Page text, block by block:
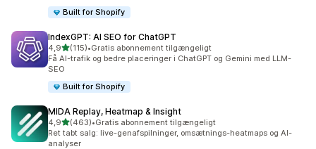
Built for Shopify
IndexGPT: AI SEO for ChatGPT
4,9ud af 5 stjerner
(115)
115 anmeldelser i alt
•Gratis abonnement tilgængeligt
Få AI-trafik og bedre placeringer i ChatGPT og Gemini med LLM-
SEO
Built for Shopify
MIDA Replay, Heatmap & Insight
4,9ud af 5 stjerner
(463)
463 anmeldelser i alt
•Gratis abonnement tilgængeligt
Ret tabt salg: live-genafspilninger, omsætnings-heatmaps og AI-
analyser